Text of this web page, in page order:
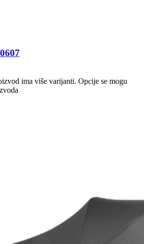
ima više varijanti. Opcije se mogu